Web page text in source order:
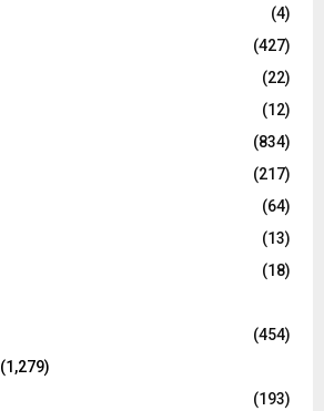
(4)
(427)
(22)
(12)
(834)
(217)
(64)
(13)
(18)
(454)
(1,279)
(193)